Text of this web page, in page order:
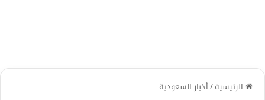
الرئيسية/أخبار السعودية